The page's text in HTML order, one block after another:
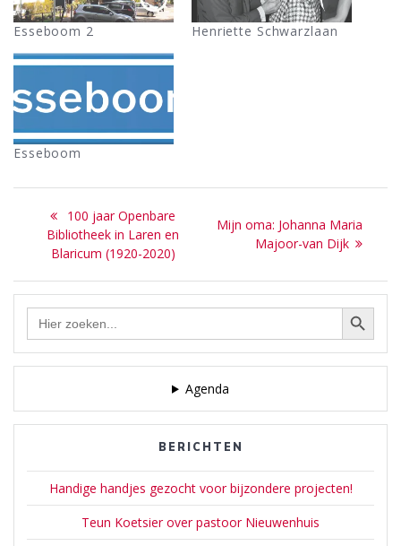
Esseboom 2 Henriette Schwarzlaan
Esseboom
Bericht
navigatie
Previous
post:
100 jaar Openbare
Bibliotheek in Laren en
Blaricum (1920-2020)
Next
Mijn oma: Johanna Maria
Majoor-van Dijk
Zoek Zoekknop
Agenda
BERICHTEN
Handige handjes gezocht voor bijzondere projecten!
Teun Koetsier over pastoor Nieuwenhuis